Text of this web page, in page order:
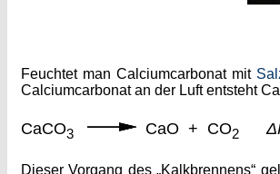
Feuchtet man Calciumcarbonat mit
Calciumcarbonat an der Luft entsteht
CaCO3 CaO + CO2
Dieser Vorgang des „Kalkbrennens“